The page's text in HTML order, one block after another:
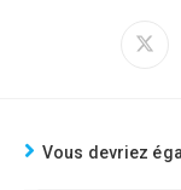
Vous devriez